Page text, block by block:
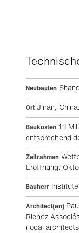
Neubauten
Ort Jinan, China.
Baukosten 1,1
entsprechend
Zeitrahmen
Eröffnung:
Bauherr
Architect(en)
Richez
(local